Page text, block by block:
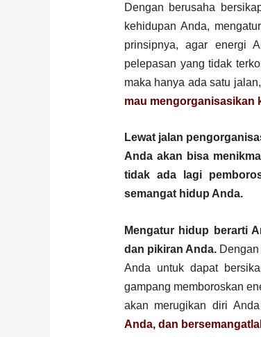
Dengan berusaha
kehidupan Anda,
prinsipnya, agar energi
pelepasan yang tidak
maka hanya ada satu
mau mengorganisasikan
Lewat jalan
Anda akan bisa
tidak ada lagi
semangat hidup Anda.
Mengatur hidup berarti
dan pikiran Anda.Dengan
Anda untuk dapat
gampang memboroskan
akan merugikan diri
Anda, dan